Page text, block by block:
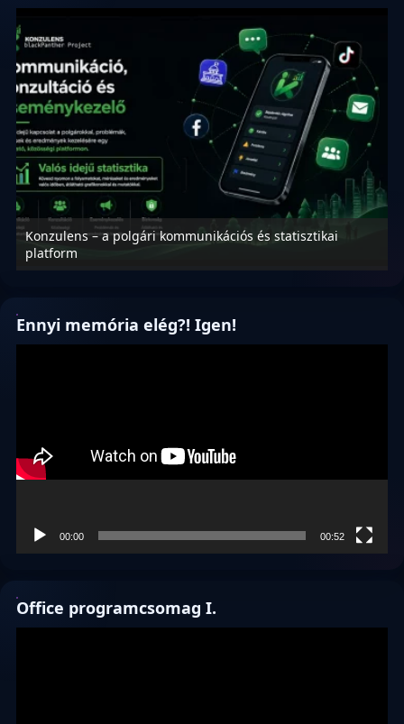
Konzulens – a polgári kommunikációs és statisztikai
platform
Ennyi memória elég?! Igen!
00:00 00:52
Office programcsomag I.